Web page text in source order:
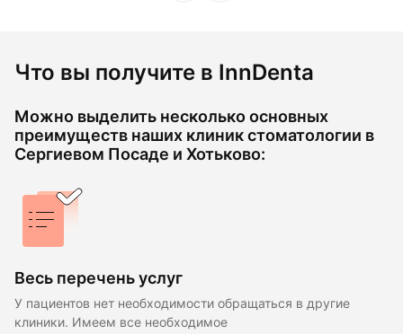
Что вы получите в InnDenta
Можно выделить несколько основных
преимуществ наших клиник стоматологии в
Сергиевом Посаде и Хотьково:
Весь перечень услуг
У пациентов нет необходимости обращаться в другие
клиники. Имеем все необходимое